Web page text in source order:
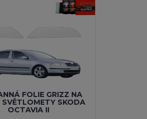
FOLIE GRIZZ NA
SVĚTLOMETY SKODA
OCTAVIA II